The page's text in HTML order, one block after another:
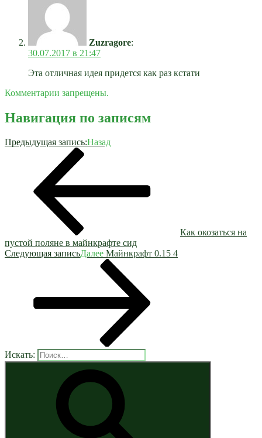
Zuzragore:
30.07.2017 в 21:47
Эта отличная идея придется как раз кстати
Комментарии запрещены.
Навигация по записям
Предыдущая запись:Назад
Как окозаться на
пустой поляне в майнкрафте сид
Следующая записьДалее Майнкрафт 0.15 4
Искать: